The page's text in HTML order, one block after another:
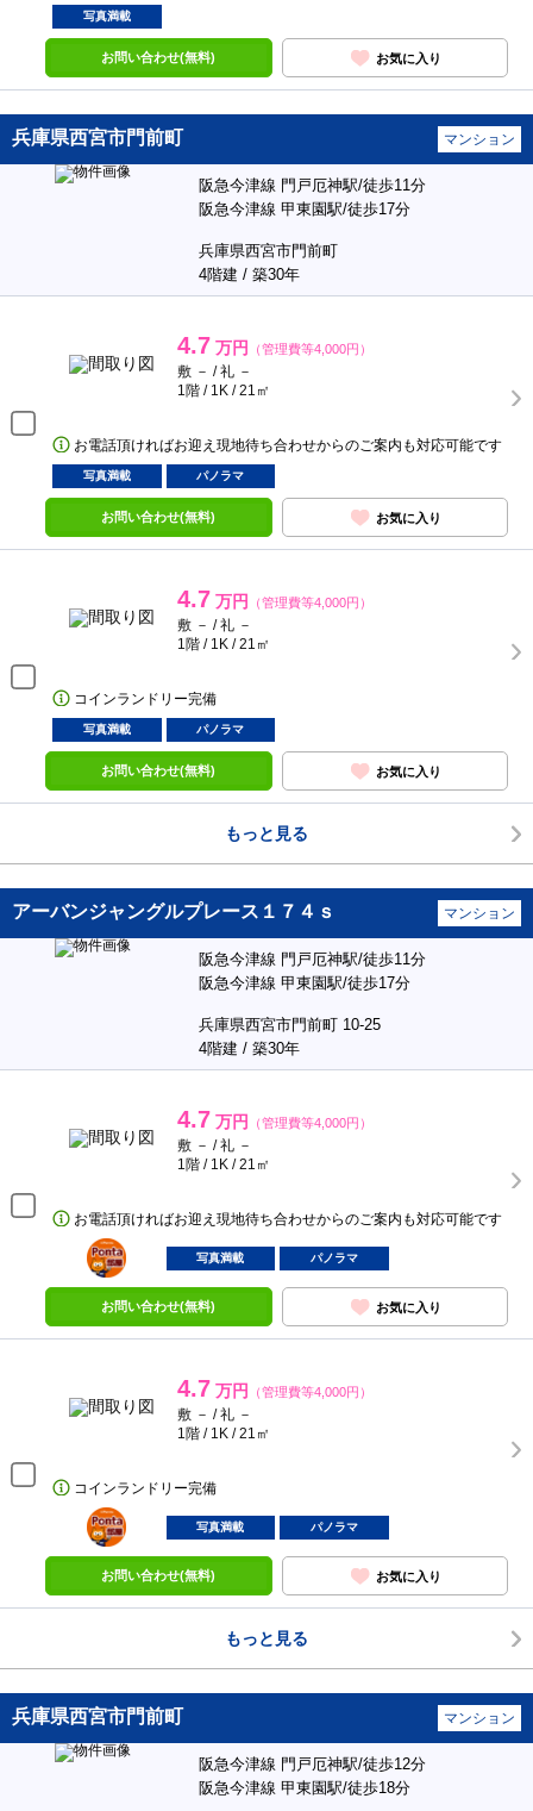
写真満載
お問い合わせ(無料) お気に入り
兵庫県西宮市門前町 マンション
阪急今津線 門戸厄神駅/徒歩11分
阪急今津線 甲東園駅/徒歩17分
兵庫県西宮市門前町
4階建 / 築30年
4.7 万円 （管理費等4,000円）
敷 － / 礼 －
1階 / 1K / 21㎡
お電話頂ければお迎え現地待ち合わせからのご案内も対応可能です
写真満載 パノラマ
お問い合わせ(無料) お気に入り
4.7 万円 （管理費等4,000円）
敷 － / 礼 －
1階 / 1K / 21㎡
コインランドリー完備
写真満載 パノラマ
お問い合わせ(無料) お気に入り
もっと見る
アーバンジャングルプレース１７４ｓ マンション
阪急今津線 門戸厄神駅/徒歩11分
阪急今津線 甲東園駅/徒歩17分
兵庫県西宮市門前町 10-25
4階建 / 築30年
4.7 万円 （管理費等4,000円）
敷 － / 礼 －
1階 / 1K / 21㎡
お電話頂ければお迎え現地待ち合わせからのご案内も対応可能です
ポンタ
部屋
写真満載 パノラマ
お問い合わせ(無料) お気に入り
4.7 万円 （管理費等4,000円）
敷 － / 礼 －
1階 / 1K / 21㎡
コインランドリー完備
ポンタ
部屋
写真満載 パノラマ
お問い合わせ(無料) お気に入り
もっと見る
兵庫県西宮市門前町 マンション
阪急今津線 門戸厄神駅/徒歩12分
阪急今津線 甲東園駅/徒歩18分